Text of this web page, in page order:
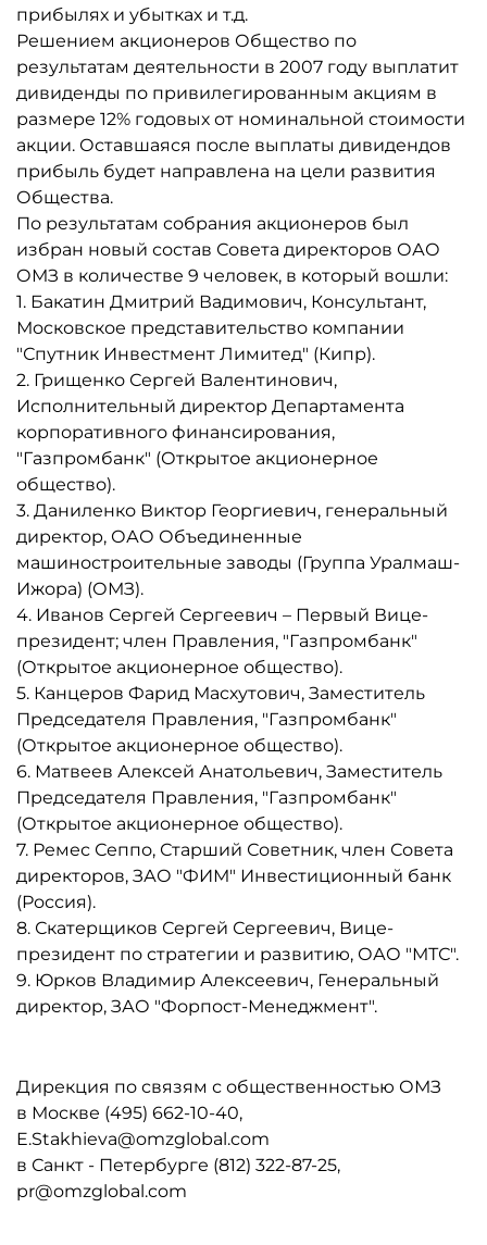
прибылях и убытках и т.д.
Решением акционеров Общество по
результатам деятельности в 2007 году выплатит
дивиденды по привилегированным акциям в
размере 12% годовых от номинальной стоимости
акции. Оставшаяся после выплаты дивидендов
прибыль будет направлена на цели развития
Общества.
По результатам собрания акционеров был
избран новый состав Совета директоров ОАО
ОМЗ в количестве 9 человек, в который вошли:
1. Бакатин Дмитрий Вадимович, Консультант,
Московское представительство компании
"Спутник Инвестмент Лимитед" (Кипр).
2. Грищенко Сергей Валентинович,
Исполнительный директор Департамента
корпоративного финансирования,
"Газпромбанк" (Открытое акционерное
общество).
3. Даниленко Виктор Георгиевич, генеральный
директор, ОАО Объединенные
машиностроительные заводы (Группа Уралмаш-
Ижора) (ОМЗ).
4. Иванов Сергей Сергеевич – Первый Вице-
президент; член Правления, "Газпромбанк"
(Открытое акционерное общество).
5. Канцеров Фарид Масхутович, Заместитель
Председателя Правления, "Газпромбанк"
(Открытое акционерное общество).
6. Матвеев Алексей Анатольевич, Заместитель
Председателя Правления, "Газпромбанк"
(Открытое акционерное общество).
7. Ремес Сеппо, Старший Советник, член Совета
директоров, ЗАО "ФИМ" Инвестиционный банк
(Россия).
8. Скатерщиков Сергей Сергеевич, Вице-
президент по стратегии и развитию, ОАО "МТС".
9. Юрков Владимир Алексеевич, Генеральный
директор, ЗАО "Форпост-Менеджмент".
Дирекция по связям с общественностью ОМЗ
в Москве (495) 662-10-40,
E.Stakhieva@omzglobal.com
в Санкт - Петербурге (812) 322-87-25,
pr@omzglobal.com